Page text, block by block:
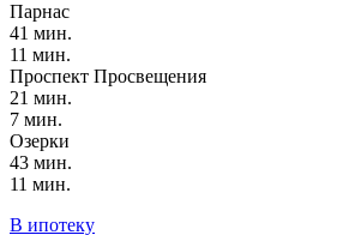
Парнас
41 мин.
11 мин.
Проспект Просвещения
21 мин.
7 мин.
Озерки
43 мин.
11 мин.
В ипотеку